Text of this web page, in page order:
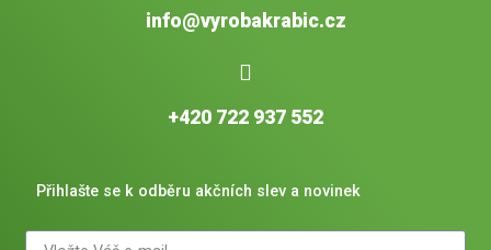
info@vyrobakrabic.cz
+420 722 937 552
Přihlašte se k odběru akčních slev a novinek